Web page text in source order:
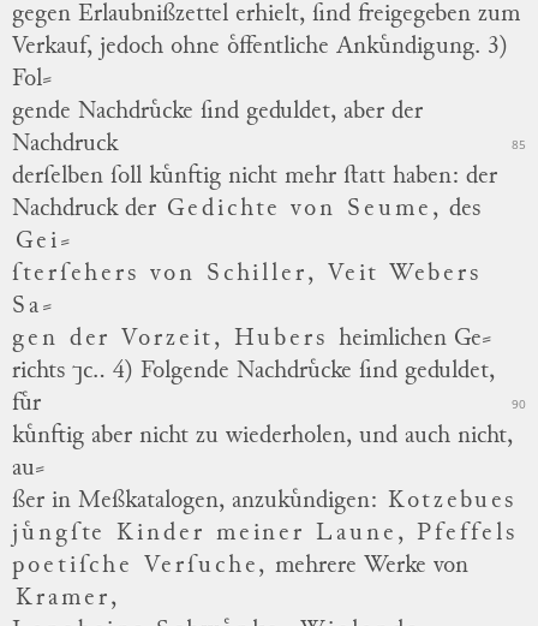
gegen Erlaubnißzettel erhielt, ſind freigegeben zum
Verkauf, jedoch ohne oͤffentliche Ankuͤndigung. 3)
Fol⸗
gende Nachdruͤcke ſind geduldet, aber der
Nachdruck
85
derſelben ſoll kuͤnftig nicht mehr ſtatt haben: der
Nachdruck der Gedichte von Seume, des
Gei⸗
ſterſehers von Schiller, Veit Webers
Sa⸗
gen der Vorzeit, Hubers heimlichen Ge⸗
richts ⁊c.. 4) Folgende Nachdruͤcke ſind geduldet,
fuͤr
90
kuͤnftig aber nicht zu wiederholen, und auch nicht,
au⸗
ßer in Meßkatalogen, anzukuͤndigen: Kotzebues
juͤngſte Kinder meiner Laune, Pfeffels
poetiſche Verſuche, mehrere Werke von
Kramer,